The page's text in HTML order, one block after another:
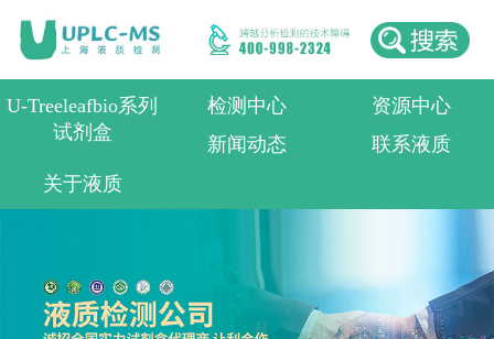
U-Treeleafbio系列
试剂盒
检测中心
资源中心
新闻动态
联系液质
关于液质